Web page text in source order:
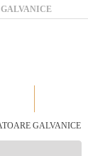
GALVANICE